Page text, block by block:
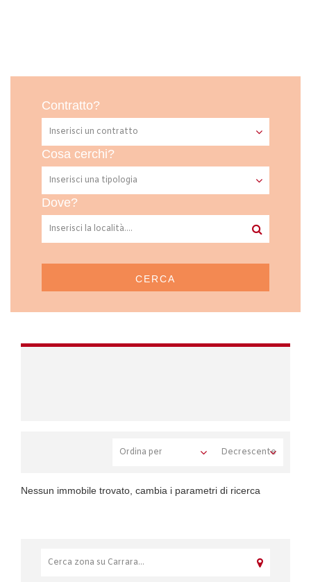
Contratto?
Cosa cerchi?
Dove?
CERCA
Nessun immobile trovato, cambia i parametri di ricerca